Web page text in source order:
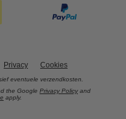
Privacy Cookies
eventuele verzendkosten.
the Google Privacy Policy and
apply.